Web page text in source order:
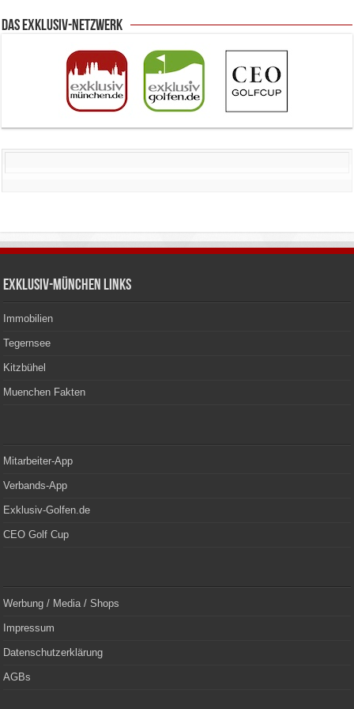
Das Exklusiv-Netzwerk
Exklusiv-München Links
Immobilien
Tegernsee
Kitzbühel
Muenchen Fakten
Mitarbeiter-App
Verbands-App
Exklusiv-Golfen.de
CEO Golf Cup
Werbung / Media / Shops
Impressum
Datenschutzerklärung
AGBs